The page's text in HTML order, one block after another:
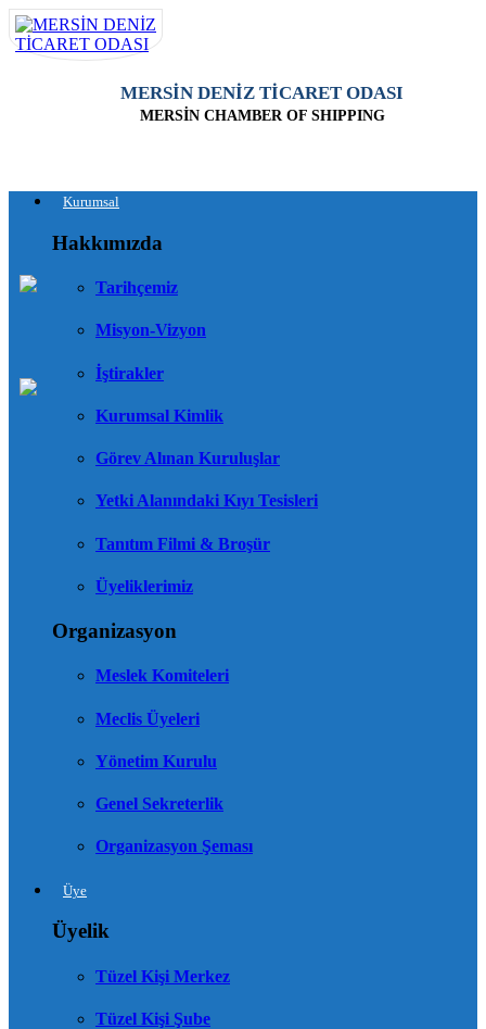
MERSİN DENİZ TİCARET ODASI
MERSİN CHAMBER OF SHIPPING
Kurumsal
Hakkımızda
Tarihçemiz
Misyon-Vizyon
İştirakler
Kurumsal Kimlik
Görev Alınan Kuruluşlar
Yetki Alanındaki Kıyı Tesisleri
Tanıtım Filmi & Broşür
Üyeliklerimiz
Organizasyon
Meslek Komiteleri
Meclis Üyeleri
Yönetim Kurulu
Genel Sekreterlik
Organizasyon Şeması
Üye
Üyelik
Tüzel Kişi Merkez
Tüzel Kişi Şube